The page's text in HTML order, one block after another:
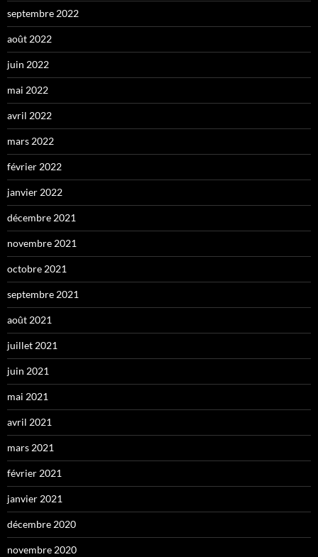
septembre 2022
août 2022
juin 2022
mai 2022
avril 2022
mars 2022
février 2022
janvier 2022
décembre 2021
novembre 2021
octobre 2021
septembre 2021
août 2021
juillet 2021
juin 2021
mai 2021
avril 2021
mars 2021
février 2021
janvier 2021
décembre 2020
novembre 2020